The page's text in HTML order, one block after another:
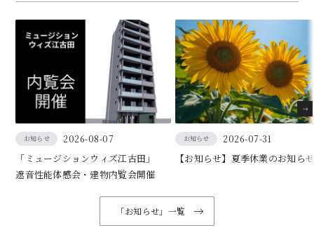
お知らせ 2026-08-07
「ミュージションウィズ江古田」
遮音性能体感会・建物内覧会開催
お知らせ 2026-07-31
【お知らせ】夏季休業のお知ら
「お知らせ」一覧